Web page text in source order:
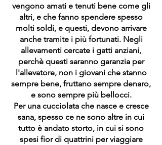
vengono amati e tenuti bene come gli
altri, e che fanno spendere spesso
molti soldi, e questi, devono arrivare
anche tramite i più fortunati. Negli
allevamenti cercate i gatti anziani,
perchè questi saranno garanzia per
l'allevatore, non i giovani che stanno
sempre bene, fruttano sempre denaro,
e sono sempre più bellocci.
Per una cucciolata che nasce e cresce
sana, spesso ce ne sono altre in cui
tutto è andato storto, in cui si sono
spesi fior di quattrini per viaggiare